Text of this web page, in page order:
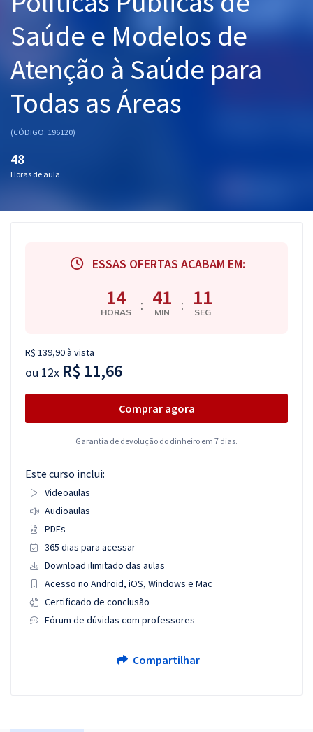
Pós
Graduação
OAB
Mentorias
Conteúdo gratuito
Atendimento
Saúde e Modelos de
Atenção à Saúde para
Todas as Áreas
(CÓDIGO: 196120)
48
Horas de aula
ESSAS OFERTAS ACABAM EM:
14
HORAS : 41
MIN : 10
SEG
R$ 139,90 à vista
ou 12x R$ 11,66
Comprar agora
Garantia de devolução do dinheiro em 7 dias.
Este curso inclui:
Videoaulas
Audioaulas
PDFs
365 dias para acessar
Download ilimitado das aulas
Acesso no Android, iOS, Windows e Mac
Certificado de conclusão
Fórum de dúvidas com professores
Compartilhar